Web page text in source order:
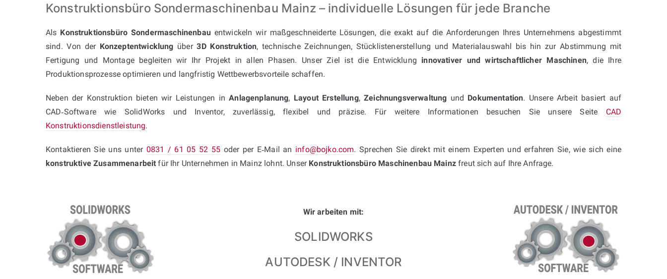
Konstruktionsbüro Sondermaschinenbau Mainz – individuelle Lösungen für jede Branche
Als Konstruktionsbüro Sondermaschinenbauentwickeln wir maßgeschneiderte Lösungen, die exakt auf die Anforderungen Ihres Unternehmens abgestimmt
sind. Von der Konzeptentwicklung über3D Konstruktion, technische Zeichnungen, Stücklistenerstellung und Materialauswahl bis hin zur Abstimmung mit
Fertigung und Montage begleiten wir Ihr Projekt in allen Phasen. Unser Ziel ist die Entwicklung innovativer und wirtschaftlicher Maschinen, die Ihre
Produktionsprozesse optimieren und langfristig Wettbewerbsvorteile schaffen.
Neben der Konstruktion bieten wir Leistungen inAnlagenplanung, Layout Erstellung,Zeichnungsverwaltung und Dokumentation. Unsere Arbeit basiert auf
CAD‑Software wie SolidWorks und Inventor, zuverlässig, flexibel und präzise. Für weitere Informationen besuchen Sie unsere Seite CAD
Konstruktionsdienstleistung.
Kontaktieren Sie uns unter 0831 / 61 05 52 55 oder per E‑Mail an info@bojko.com. Sprechen Sie direkt mit einem Experten und erfahren Sie, wie sich eine
konstruktive Zusammenarbeit für Ihr Unternehmen in Mainz lohnt. Unser Konstruktionsbüro Maschinenbau Mainzfreut sich auf Ihre Anfrage.
Wir arbeiten mit:
SOLIDWORKS
AUTODESK / INVENTOR